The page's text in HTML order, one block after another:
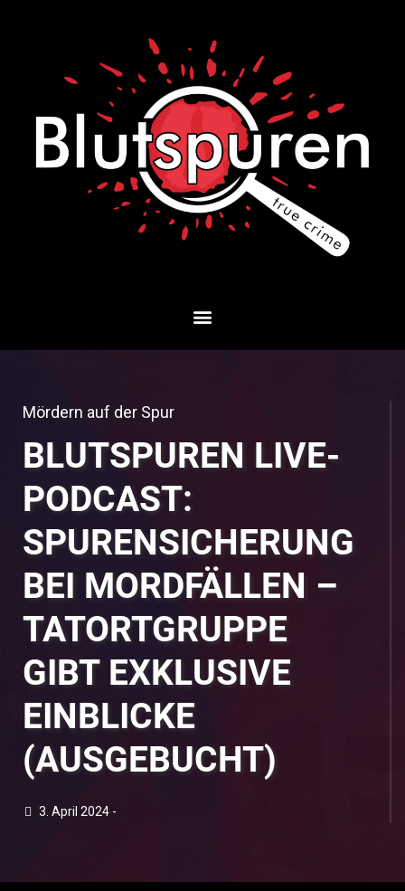
Mördern auf der Spur
BLUTSPUREN LIVE-
PODCAST:
SPURENSICHERUNG
BEI MORDFÄLLEN –
TATORTGRUPPE
GIBT EXKLUSIVE
EINBLICKE
(AUSGEBUCHT)
3. April 2024 -